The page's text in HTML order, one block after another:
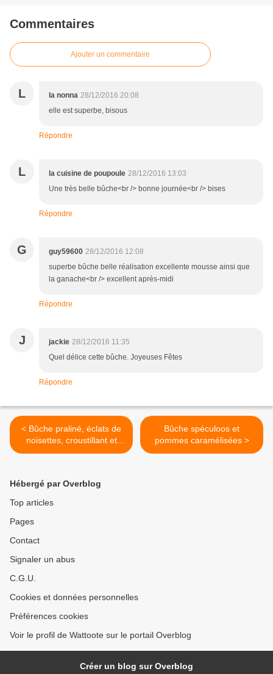
Commentaires
Ajouter un commentaire
L la nonna 28/12/2016 20:08
elle est superbe, bisous
Répondre
L la cuisine de poupoule 28/12/2016 13:03
Une très belle bûche<br /> bonne journée<br /> bises
Répondre
G guy59600 28/12/2016 12:08
superbe bûche belle réalisation excellente mousse ainsi que
la ganache<br /> excellent après-midi
Répondre
J jackie 28/12/2016 11:35
Quel délice cette bûche. Joyeuses Fêtes
Répondre
< Bûche praliné, éclats de
noisettes, croustillant et
insert crémeux au praliné
Bûche spéculoos et
pommes caramélisées >
Hébergé par Overblog
Top articles
Pages
Contact
Signaler un abus
C.G.U.
Cookies et données personnelles
Préférences cookies
Voir le profil de Wattoote sur le portail Overblog
Créer un blog sur Overblog